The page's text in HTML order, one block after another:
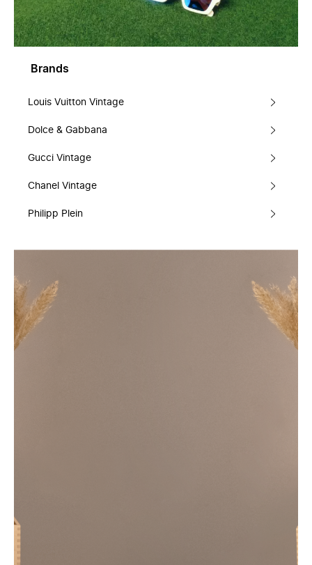
Brands
Louis Vuitton Vintage
Dolce & Gabbana
Gucci Vintage
Chanel Vintage
Philipp Plein